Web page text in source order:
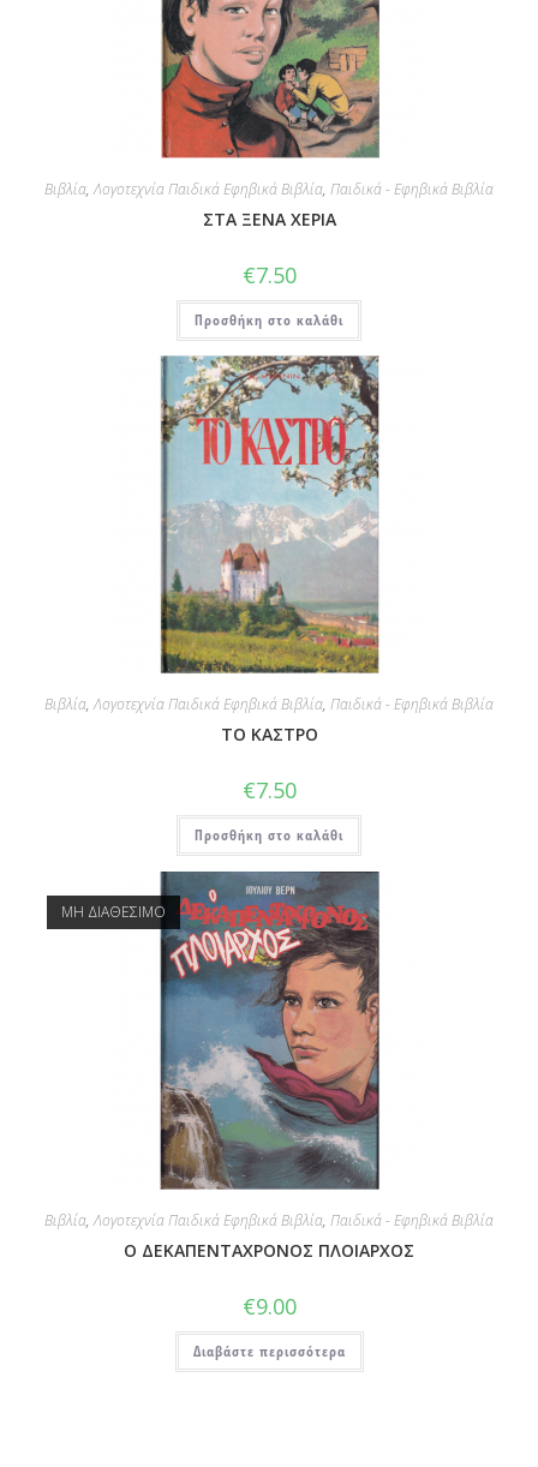
Βιβλία,Λογοτεχνία Παιδικά Εφηβικά Βιβλία, Παιδικά - Εφηβικά Βιβλία
ΣΤΑ ΞΕΝΑ ΧΕΡΙΑ
€7.50
Προσθήκη στο καλάθι
Βιβλία,Λογοτεχνία Παιδικά Εφηβικά Βιβλία, Παιδικά - Εφηβικά Βιβλία
ΤΟ ΚΑΣΤΡΟ
€7.50
Προσθήκη στο καλάθι
ΜΗ ΔΙΑΘΕΣΙΜΟ
Βιβλία,Λογοτεχνία Παιδικά Εφηβικά Βιβλία, Παιδικά - Εφηβικά Βιβλία
Ο ΔΕΚΑΠΕΝΤΑΧΡΟΝΟΣ ΠΛΟΙΑΡΧΟΣ
€9.00
Διαβάστε περισσότερα